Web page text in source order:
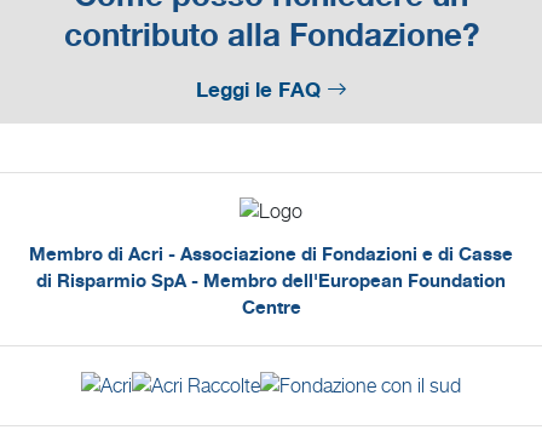
contributo alla Fondazione?
Leggi le FAQ
Membro di Acri - Associazione di Fondazioni e di Casse
di Risparmio SpA - Membro dell'European Foundation
Centre